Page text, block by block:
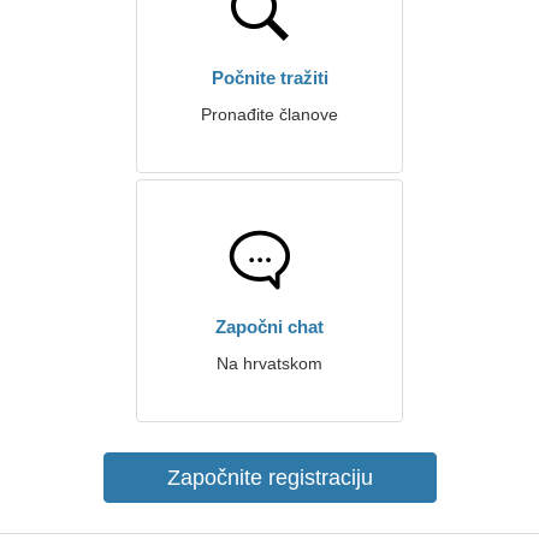
Počnite tražiti
Pronađite članove
Započni chat
Na hrvatskom
Započnite registraciju